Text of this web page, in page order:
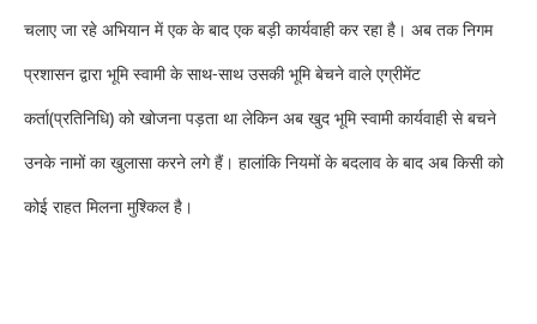
चलाए जा रहे अभियान में एक के बाद एक बड़ी कार्यवाही कर रहा है। अब तक निगम
प्रशासन द्वारा भूमि स्वामी के साथ-साथ उसकी भूमि बेचने वाले एग्रीमेंट
कर्ता(प्रतिनिधि) को खोजना पड़ता था लेकिन अब खुद भूमि स्वामी कार्यवाही से बचने
उनके नामों का खुलासा करने लगे हैं। हालांकि नियमों के बदलाव के बाद अब किसी को
कोई राहत मिलना मुश्किल है।